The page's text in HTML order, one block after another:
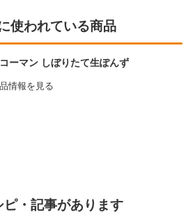
使われている商品
ーマン しぼりたて生ぽんず
情報を見る
ピ・記事があります